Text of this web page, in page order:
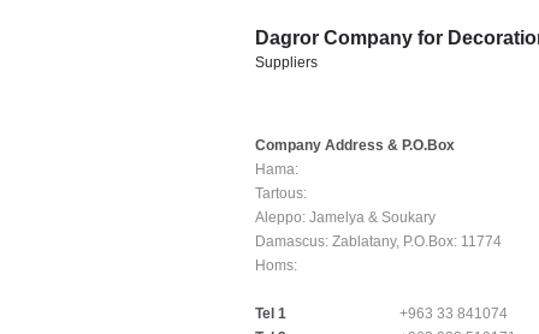
Dagror Company for
Suppliers
Company Address & P.O.Box
Hama:
Tartous:
Aleppo: Jamelya & Soukary
Damascus: Zablatany, P.O.Box: 11774
Homs:
Tel 1
+963 33 841074